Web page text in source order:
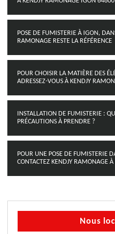
POSE DE FUMISTERIE À IGON,
RAMONAGE RESTE LA RÉFÉRENCE
POUR CHOISIR LA MATIÈRE DES
ADRESSEZ-VOUS À KENDJY
INSTALLATION DE FUMISTERIE :
PRÉCAUTIONS À PRENDRE ?
POUR UNE POSE DE FUMISTERIE
CONTACTEZ KENDJY RAMONAGE
Nous